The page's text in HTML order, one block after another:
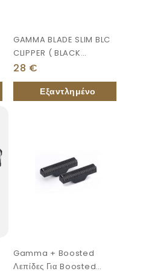
GAMMA BLADE SLIM BLC
CLIPPER ( BLACK
DIAMOND ΚΟΠΤΙΚΑ)
28 €
Gamma + Boosted
Λεπίδες Για Boosted